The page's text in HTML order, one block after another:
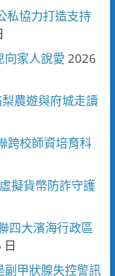
協力打造支持
家人說愛 2026
農遊與府城走讀
跨校師資培育科
擬貨幣防詐守護
四大濱海行政區
日
副甲狀腺失控警訊